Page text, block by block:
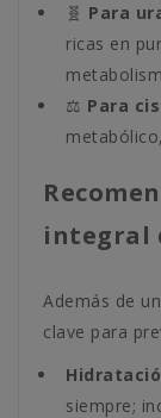
🧬 Para
ricas en
⚖️ Para
integral
Además de
clave para
siempre;